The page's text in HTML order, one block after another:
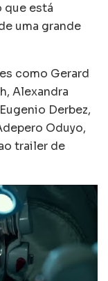
que está
uma grande
como Gerard
Alexandra
Derbez,
Oduyo,
trailer de